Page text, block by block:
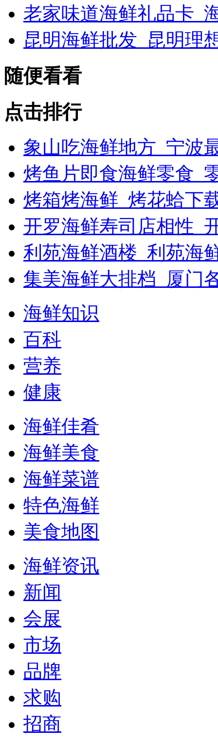
老家味道海鲜礼品卡_
昆明海鲜批发_昆明理
随便看看
点击排行
象山吃海鲜地方_宁波
烤鱼片即食海鲜零食_
烤箱烤海鲜_烤花蛤下
开罗海鲜寿司店相性_
利苑海鲜酒楼_利苑海
集美海鲜大排档_厦门
海鲜知识
百科
营养
健康
海鲜佳肴
海鲜美食
海鲜菜谱
特色海鲜
美食地图
海鲜资讯
新闻
会展
市场
品牌
求购
招商